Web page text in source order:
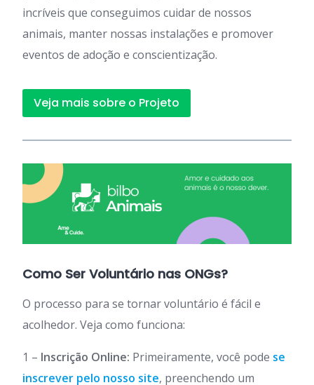
incríveis que conseguimos cuidar de nossos
animais, manter nossas instalações e promover
eventos de adoção e conscientização.
Veja mais sobre o Projeto
Como Ser Voluntário nas ONGs?
O processo para se tornar voluntário é fácil e
acolhedor. Veja como funciona:
1 – Inscrição Online: Primeiramente, você pode se
inscrever pelo nosso site, preenchendo um